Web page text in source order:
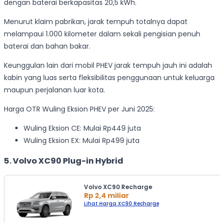
dengan baterai berkapasitas 20,5 kWh.
Menurut klaim pabrikan, jarak tempuh totalnya dapat
melampaui 1.000 kilometer dalam sekali pengisian penuh
baterai dan bahan bakar.
Keunggulan lain dari mobil PHEV jarak tempuh jauh ini adalah
kabin yang luas serta fleksibilitas penggunaan untuk keluarga
maupun perjalanan luar kota.
Harga OTR Wuling Eksion PHEV per Juni 2025:
Wuling Eksion CE: Mulai Rp449 juta
Wuling Eksion EX: Mulai Rp499 juta
5. Volvo XC90 Plug-in Hybrid
Volvo XC90 Recharge
Rp 2,4 miliar
Lihat Harga XC90 Recharge